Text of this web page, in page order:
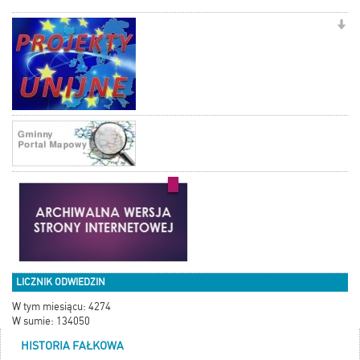
LICZNIK ODWIEDZIN
W tym miesiącu: 4274
W sumie: 134050
HISTORIA FAŁKOWA